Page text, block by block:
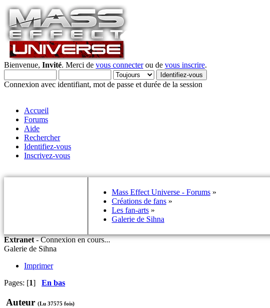
Bienvenue, Invité. Merci de vous connecterou de vous inscrire.
Connexion avec identifiant, mot de passe et durée de la session
Accueil
Forums
Aide
Rechercher
Identifiez-vous
Inscrivez-vous
Mass Effect Universe - Forums »
Créations de fans »
Les fan-arts »
Galerie de Sihna
Extranet-Connexion en cours...
Galerie de Sihna
Imprimer
Pages: [1] En bas
Auteur (Lu 37575 fois)